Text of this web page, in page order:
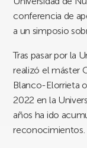
conferencia de
a un simposio
Tras pasar por la
realizó el máster
Blanco-Elorrieta
2022 en la
años ha ido
reconocimientos.